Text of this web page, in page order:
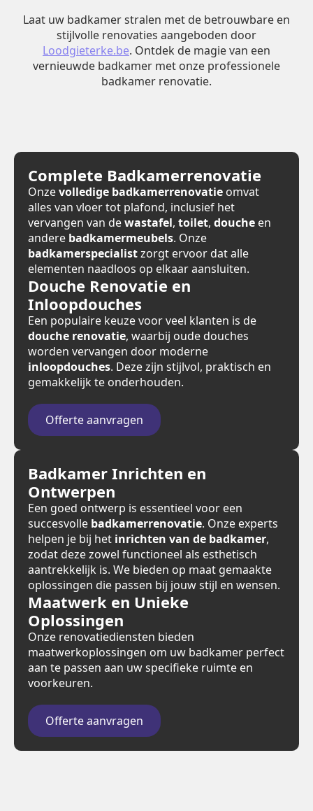
Laat uw badkamer stralen met de betrouwbare en
stijlvolle renovaties aangeboden door
Loodgieterke.be. Ontdek de magie van een
vernieuwde badkamer met onze professionele
badkamer renovatie.
Complete Badkamerrenovatie
Onzevolledige badkamerrenovatie omvat
alles van vloer tot plafond, inclusief het
vervangen van dewastafel, toilet, douche en
andere badkamermeubels. Onze
badkamerspecialistzorgt ervoor dat alle
elementen naadloos op elkaar aansluiten.
Douche Renovatie en
Inloopdouches
Een populaire keuze voor veel klanten is de
douche renovatie, waarbij oude douches
worden vervangen door moderne
inloopdouches. Deze zijn stijlvol, praktisch en
gemakkelijk te onderhouden.
Offerte aanvragen
Badkamer Inrichten en
Ontwerpen
Een goed ontwerp is essentieel voor een
succesvolle badkamerrenovatie. Onze experts
helpen je bij het inrichten van de badkamer,
zodat deze zowel functioneel als esthetisch
aantrekkelijk is. We bieden op maat gemaakte
oplossingen die passen bij jouw stijl en wensen.
Maatwerk en Unieke
Oplossingen
Onze renovatiediensten bieden
maatwerkoplossingen om uw badkamer perfect
aan te passen aan uw specifieke ruimte en
voorkeuren.
Offerte aanvragen